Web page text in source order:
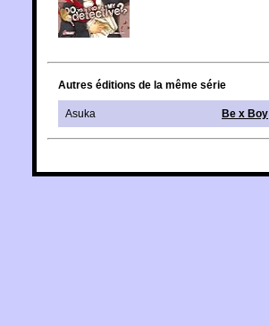
Autres éditions de la même série
Asuka Be x Boy